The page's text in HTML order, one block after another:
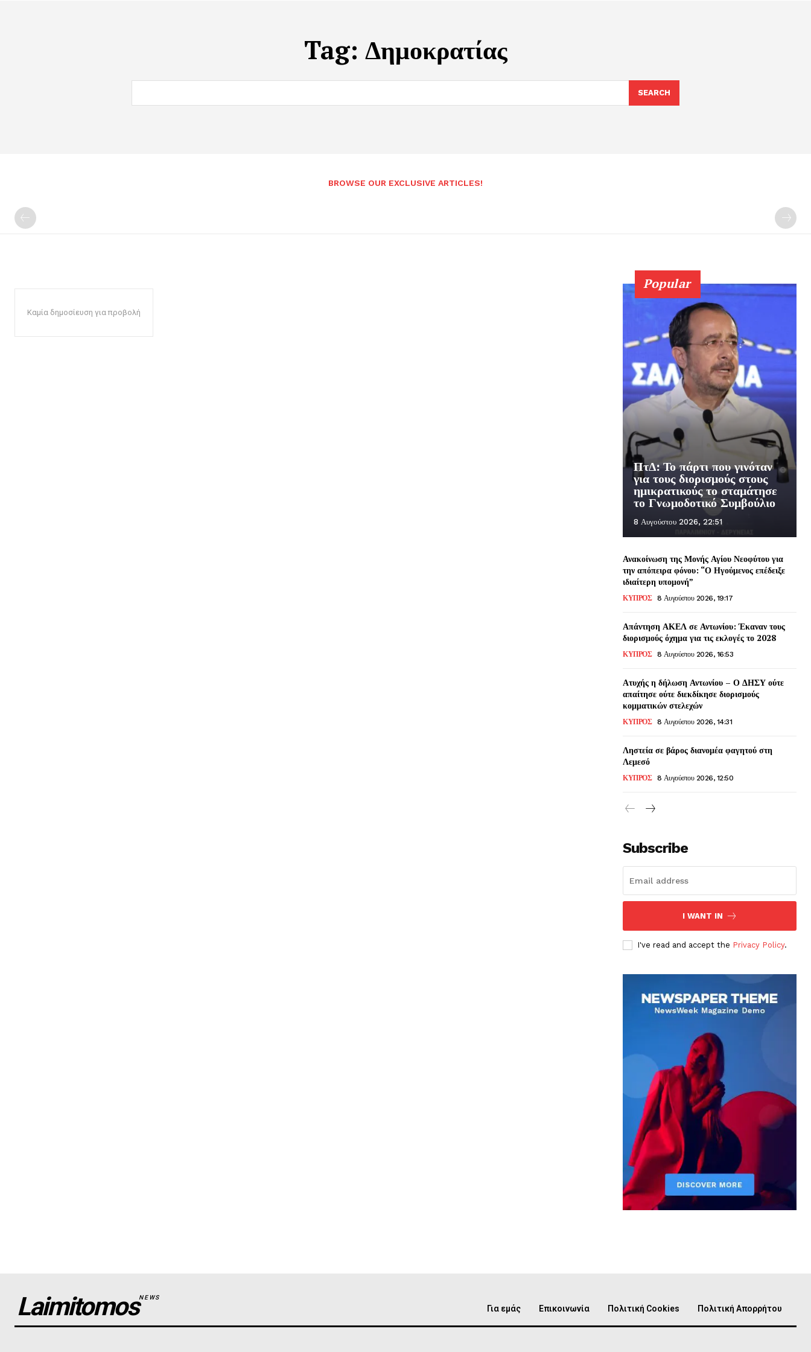
Tag: Δημοκρατίας
SEARCH
BROWSE OUR EXCLUSIVE ARTICLES!
Καμία δημοσίευση για προβολή
Popular
ΠτΔ: Το πάρτι που γινόταν
για τους διορισμούς στους
ημικρατικούς το σταμάτησε
το Γνωμοδοτικό Συμβούλιο
8 Αυγούστου 2026, 22:51
Ανακοίνωση της Μονής Αγίου Νεοφύτου για
την απόπειρα φόνου: “Ο Ηγούμενος επέδειξε
ιδιαίτερη υπομονή”
ΚΥΠΡΟΣ 8 Αυγούστου 2026, 19:17
Απάντηση ΑΚΕΛ σε Αντωνίου: Έκαναν τους
διορισμούς όχημα για τις εκλογές το 2028
ΚΥΠΡΟΣ 8 Αυγούστου 2026, 16:53
Ατυχής η δήλωση Αντωνίου – Ο ΔΗΣΥ ούτε
απαίτησε ούτε διεκδίκησε διορισμούς
κομματικών στελεχών
ΚΥΠΡΟΣ 8 Αυγούστου 2026, 14:31
Ληστεία σε βάρος διανομέα φαγητού στη
Λεμεσό
ΚΥΠΡΟΣ 8 Αυγούστου 2026, 12:50
Subscribe
I WANT IN
I've read and accept the Privacy Policy.
LaimitomosNEWS
Για εμάς Επικοινωνία Πολιτική Cookies Πολιτική Απορρήτου